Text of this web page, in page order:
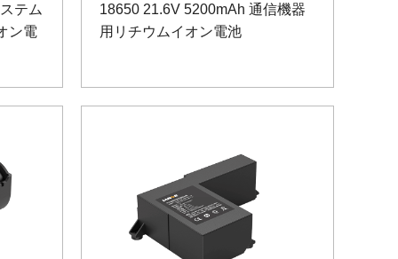
テム
ン電
18650 21.6V 5200mAh 通信機器
用リチウムイオン電池